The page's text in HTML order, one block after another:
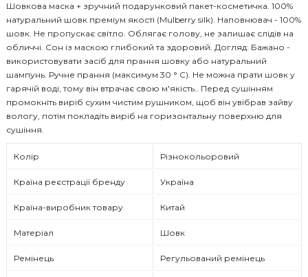
Колір Різнокольоровий
Країна реєстрації бренду Україна
Країна-виробник товару Китай
Матеріал Шовк
Ремінець Регульований ремінець
Шовкова маска + зручний подарунковий пакет-косметичка. 100%
натуральний шовк преміум якості (Mulberry silk). Наповнювач - 100%
шовк. Не пропускає світло. Облягає голову, не залишає слідів на
обличчі. Сон із маскою глибокий та здоровий. Догляд: Бажано -
використовувати засіб для прання шовку або натуральний
шампунь. Ручне прання (максимум 30 ° С). Не можна прати шовк у
гарячій воді, тому він втрачає свою м'якість.. Перед сушінням
промокніть виріб сухим чистим рушником, щоб він увібрав зайву
вологу, потім покладіть виріб на горизонтальну поверхню для
сушіння.